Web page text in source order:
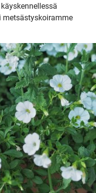
metsästyskoiramme